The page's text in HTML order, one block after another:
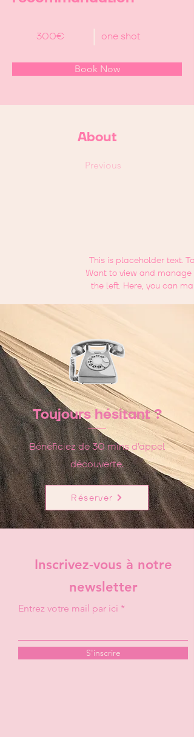
300€ one shot
Book Now
About
Previous
This is placeholder text.
Want to view and
the left. Here, you can
Toujours hésitant ?
Bénéficiez de 30 mins d'appel
découverte.
Réserver
Inscrivez-vous à notre
newsletter
Entrez votre mail par ici
S'inscrire